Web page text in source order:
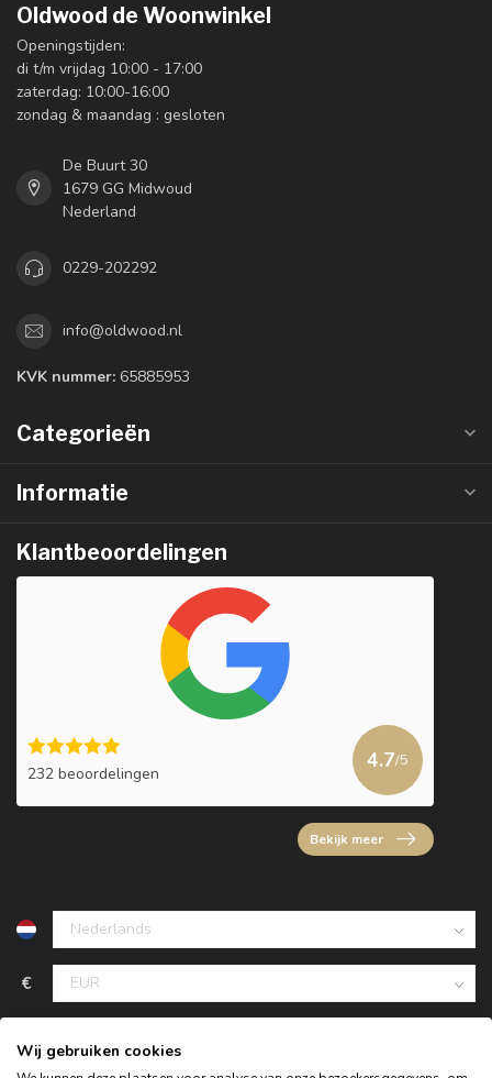
Oldwood de Woonwinkel
Openingstijden:
di t/m vrijdag 10:00 - 17:00
zaterdag: 10:00-16:00
zondag & maandag : gesloten
De Buurt 30
1679 GG Midwoud
Nederland
0229-202292
info@oldwood.nl
KVK nummer: 65885953
Categorieën
Informatie
Klantbeoordelingen
232 beoordelingen
4.7/5
Bekijk meer
€
Wij gebruiken cookies